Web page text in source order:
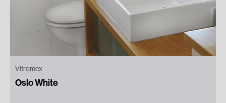
Vitromex
Oslo White